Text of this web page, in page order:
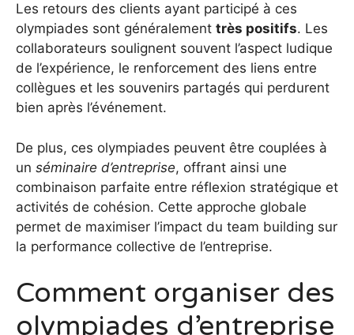
Les retours des clients ayant participé à ces
olympiades sont généralement très positifs. Les
collaborateurs soulignent souvent l’aspect ludique
de l’expérience, le renforcement des liens entre
collègues et les souvenirs partagés qui perdurent
bien après l’événement.
De plus, ces olympiades peuvent être couplées à
un séminaire d’entreprise, offrant ainsi une
combinaison parfaite entre réflexion stratégique et
activités de cohésion. Cette approche globale
permet de maximiser l’impact du team building sur
la performance collective de l’entreprise.
Comment organiser des
olympiades d’entreprise